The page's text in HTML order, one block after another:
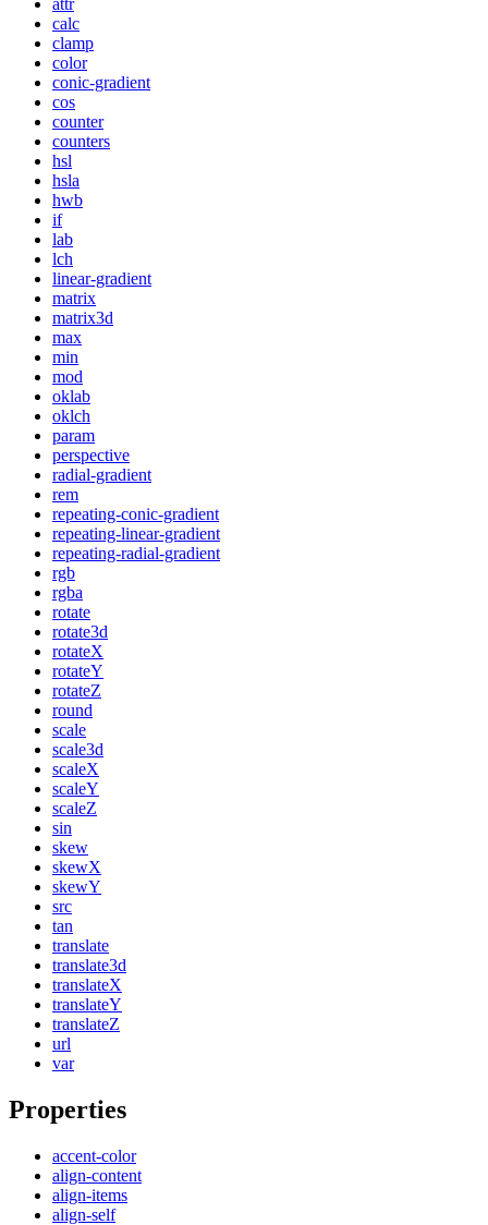
attr
calc
clamp
color
conic-gradient
cos
counter
counters
hsl
hsla
hwb
if
lab
lch
linear-gradient
matrix
matrix3d
max
min
mod
oklab
oklch
param
perspective
radial-gradient
rem
repeating-conic-gradient
repeating-linear-gradient
repeating-radial-gradient
rgb
rgba
rotate
rotate3d
rotateX
rotateY
rotateZ
round
scale
scale3d
scaleX
scaleY
scaleZ
sin
skew
skewX
skewY
src
tan
translate
translate3d
translateX
translateY
translateZ
url
var
Properties
accent-color
align-content
align-items
align-self